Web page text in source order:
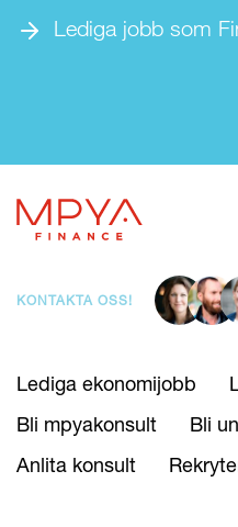
Lediga jobb som
Lediga ekonomijobb
Bli mpyakonsult
Bli
Anlita konsult
KONTAKTA OSS!